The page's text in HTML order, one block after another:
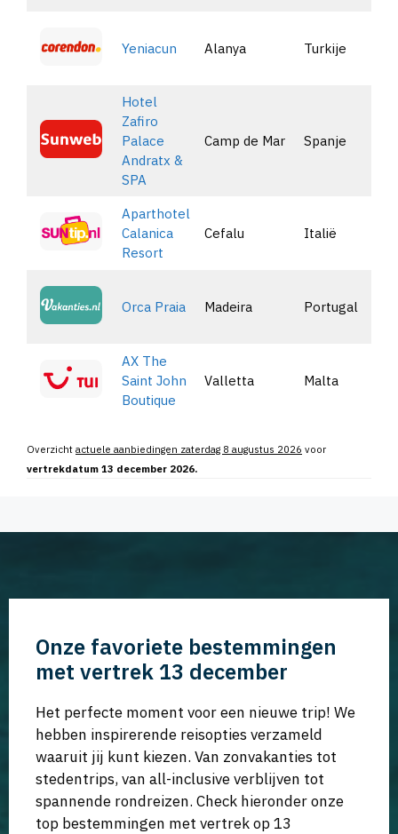
Yeniacun Alanya Turkije
Hotel
Zafiro
Palace
Andratx &
SPA
Camp de Mar Spanje
Aparthotel
Calanica
Resort
Cefalu Italië
Orca Praia Madeira Portugal
AX The
Saint John
Boutique
Valletta Malta
Overzicht actuele aanbiedingen zaterdag 8 augustus 2026 voor
vertrekdatum 13 december 2026.
Onze favoriete bestemmingen
met vertrek 13 december
Het perfecte moment voor een nieuwe trip! We
hebben inspirerende reisopties verzameld
waaruit jij kunt kiezen. Van zonvakanties tot
stedentrips, van all-inclusive verblijven tot
spannende rondreizen. Check hieronder onze
top bestemmingen met vertrek op 13